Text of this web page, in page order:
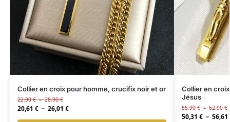
Collier en croix pour homme, crucifix noir et or
22,90€ – 28,90€
20,61 € – 26,01 €
Collier en
Jésus
55,90€ – 62,90€
50,31 € – 56,61